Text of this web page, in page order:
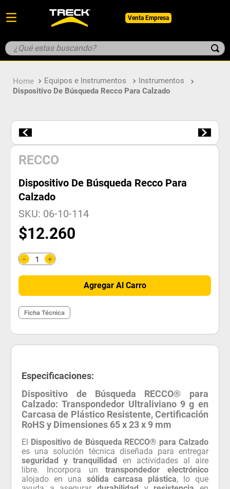
Venta Empresa
¿Qué estas buscando?
Equipos e Instrumentos
Instrumentos
Dispositivo De Búsqueda Recco Para Calzado
RECCO
Dispositivo De Búsqueda Recco Para
Calzado
SKU: 06-10-114
$12.260
＋
－
Agregar Al Carro
Ficha Técnica
Especificaciones:
Dispositivo de Búsqueda RECCO® para
Calzado: Transpondedor Ultraliviano 9 g en
Carcasa de Plástico Resistente, Certificación
RoHS y Dimensiones 65 x 23 x 9 mm
El Dispositivo de Búsqueda RECCO® para Calzado
es una solución técnica diseñada para entregar
seguridad y tranquilidad en actividades al aire
libre. Incorpora untranspondedor electrónico
alojado en una sólida carcasa plástica, lo que
1. botin